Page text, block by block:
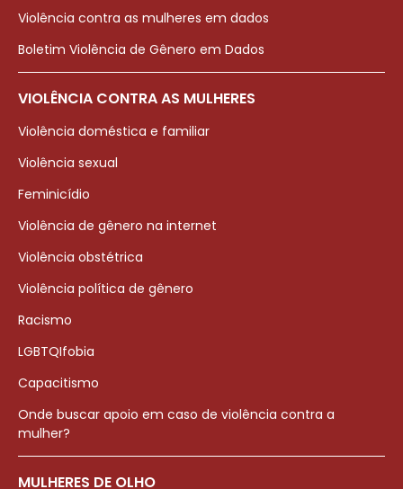
Violência contra as mulheres em dados
Boletim Violência de Gênero em Dados
VIOLÊNCIA CONTRA AS MULHERES
Violência doméstica e familiar
Violência sexual
Feminicídio
Violência de gênero na internet
Violência obstétrica
Violência política de gênero
Racismo
LGBTQIfobia
Capacitismo
Onde buscar apoio em caso de violência contra a
mulher?
MULHERES DE OLHO